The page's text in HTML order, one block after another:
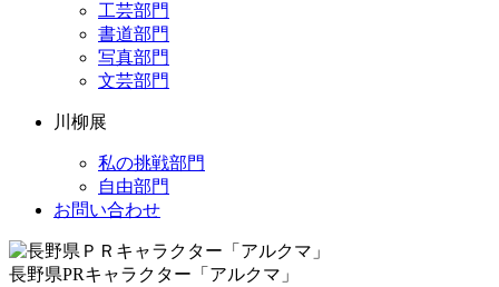
工芸部門
書道部門
写真部門
文芸部門
川柳展
私の挑戦部門
自由部門
お問い合わせ
長野県PRキャラクター「アルクマ」